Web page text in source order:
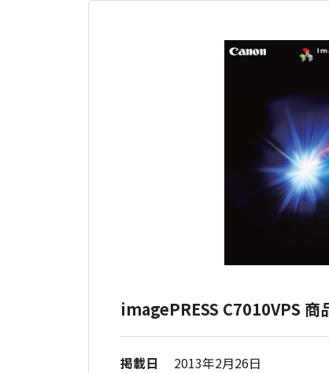
imagePRESS C7010VPS 商
掲載日 2013年2月26日